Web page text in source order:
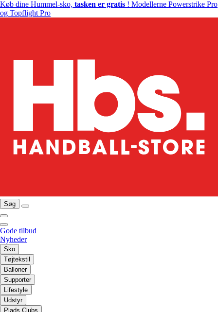
Køb dine Hummel-sko, tasken er gratis ! Modellerne Powerstrike Pro
og Topflight Pro
Søg
Gode tilbud
Nyheder
Sko
Tøjtekstil
Balloner
Supporter
Lifestyle
Udstyr
Plads Clubs